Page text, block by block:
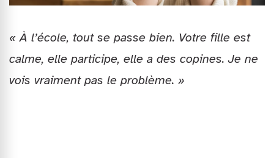
« À l’école, tout se passe bien. Votre fille est
calme, elle participe, elle a des copines. Je ne
vois vraiment pas le problème. »